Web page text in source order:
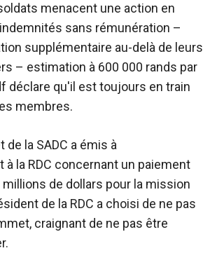
menacent une action en
sans rémunération –
supplémentaire au-delà de leurs
– estimation à 600 000 rands par
déclare qu'il est toujours en train
membres.
de la SADC a émis à
à la RDC concernant un paiement
de dollars pour la mission
de la RDC a choisi de ne pas
craignant de ne pas être